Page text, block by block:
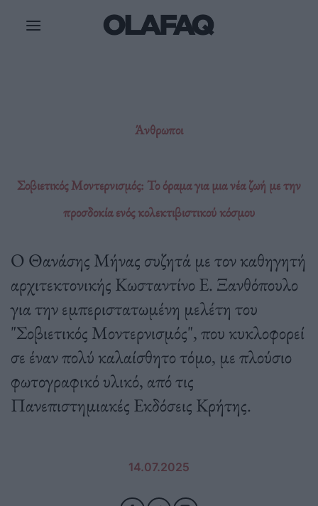
Άνθρωποι
Σοβιετικός Μοντερνισμός: Το όραμα για μια νέα ζωή με την
προσδοκία ενός κολεκτιβιστικού κόσμου
Ο Θανάσης Μήνας συζητά με τον καθηγητή
αρχιτεκτονικής Κωσταντίνο Ε. Ξανθόπουλο
για την εμπεριστατωμένη μελέτη του
"Σοβιετικός Μοντερνισμός", που κυκλοφορεί
σε έναν πολύ καλαίσθητο τόμο, με πλούσιο
φωτογραφικό υλικό, από τις
Πανεπιστημιακές Εκδόσεις Κρήτης.
14.07.2025